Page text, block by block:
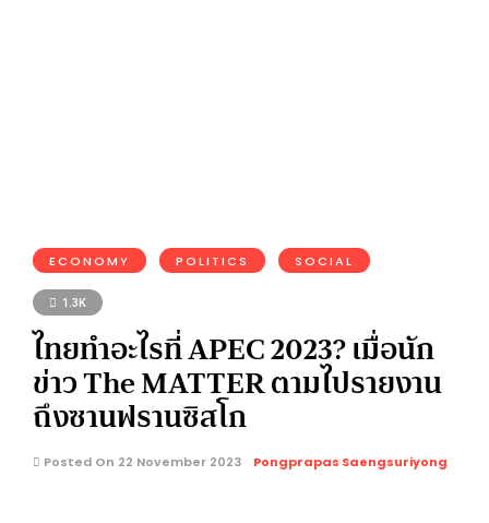
ECONOMY POLITICS SOCIAL
1.3K
ไทยทำอะไรที่ APEC 2023? เมื่อนัก
ข่าว The MATTER ตามไปรายงาน
ถึงซานฟรานซิสโก
Posted On 22 November 2023 Pongprapas Saengsuriyong